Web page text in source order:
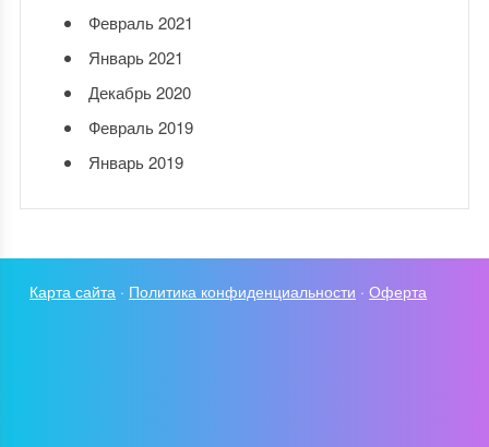
Февраль 2021
Январь 2021
Декабрь 2020
Февраль 2019
Январь 2019
Карта сайта · Политика конфиденциальности ·Оферта